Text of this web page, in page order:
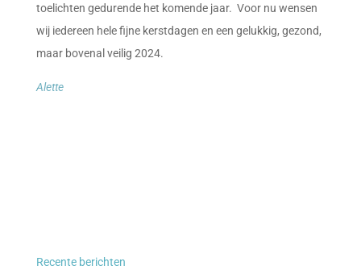
toelichten gedurende het komende jaar. Voor nu wensen
wij iedereen hele fijne kerstdagen en een gelukkig, gezond,
maar bovenal veilig 2024.
Alette
Recente berichten